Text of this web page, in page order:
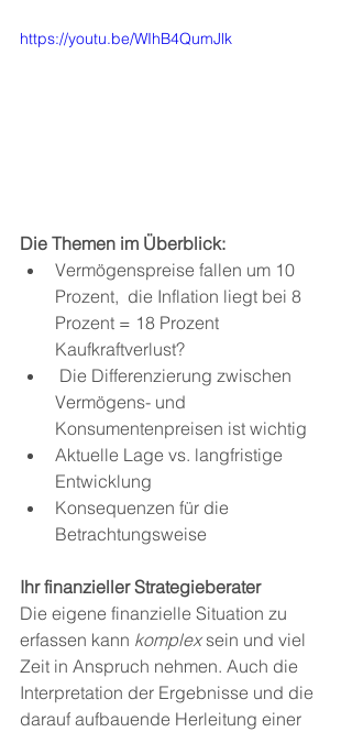
https://youtu.be/WIhB4QumJlk
Die Themen im Überblick:
Vermögenspreise fallen um 10
Prozent,  die Inflation liegt bei 8
Prozent = 18 Prozent
Kaufkraftverlust?
Vermögens- und
Konsumentenpreisen ist wichtig
Aktuelle Lage vs. langfristige
Entwicklung
Konsequenzen für die
Betrachtungsweise
Ihr finanzieller Strategieberater
Die eigene finanzielle Situation zu
erfassen kann komplex sein und viel
Zeit in Anspruch nehmen. Auch die
Interpretation der Ergebnisse und die
darauf aufbauende Herleitung einer